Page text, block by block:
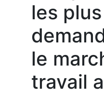
les plus
le
travail